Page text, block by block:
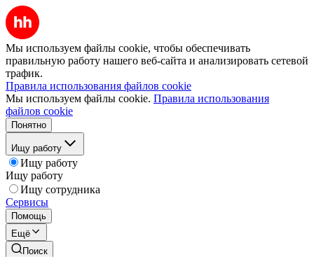
Мы используем файлы cookie, чтобы обеспечивать
правильную работу нашего веб-сайта и анализировать сетевой
трафик.
Правила использования файлов cookie
Мы используем файлы cookie. Правила использования
файлов cookie
Понятно
Ищу работу
Ищу работу
Ищу работу
Ищу сотрудника
Сервисы
Помощь
Ещё
Поиск